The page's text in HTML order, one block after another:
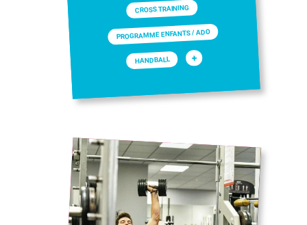
CROSS TRAINING
PROGRAMME ENFANTS / ADO
HANDBALL +